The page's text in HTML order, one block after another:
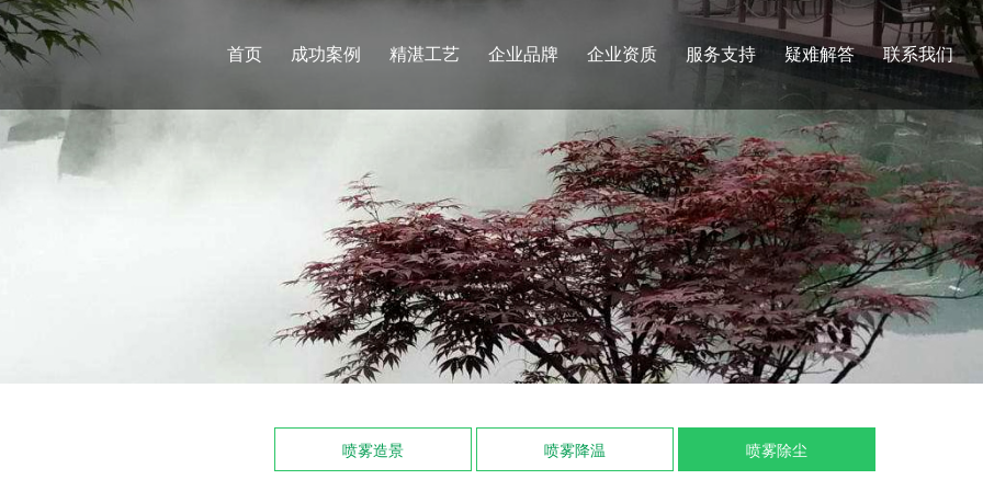
首页 成功案例 精湛工艺 企业品牌 企业资质 服务支持 疑难解答 联系我们
喷雾造景 喷雾降温 喷雾除尘